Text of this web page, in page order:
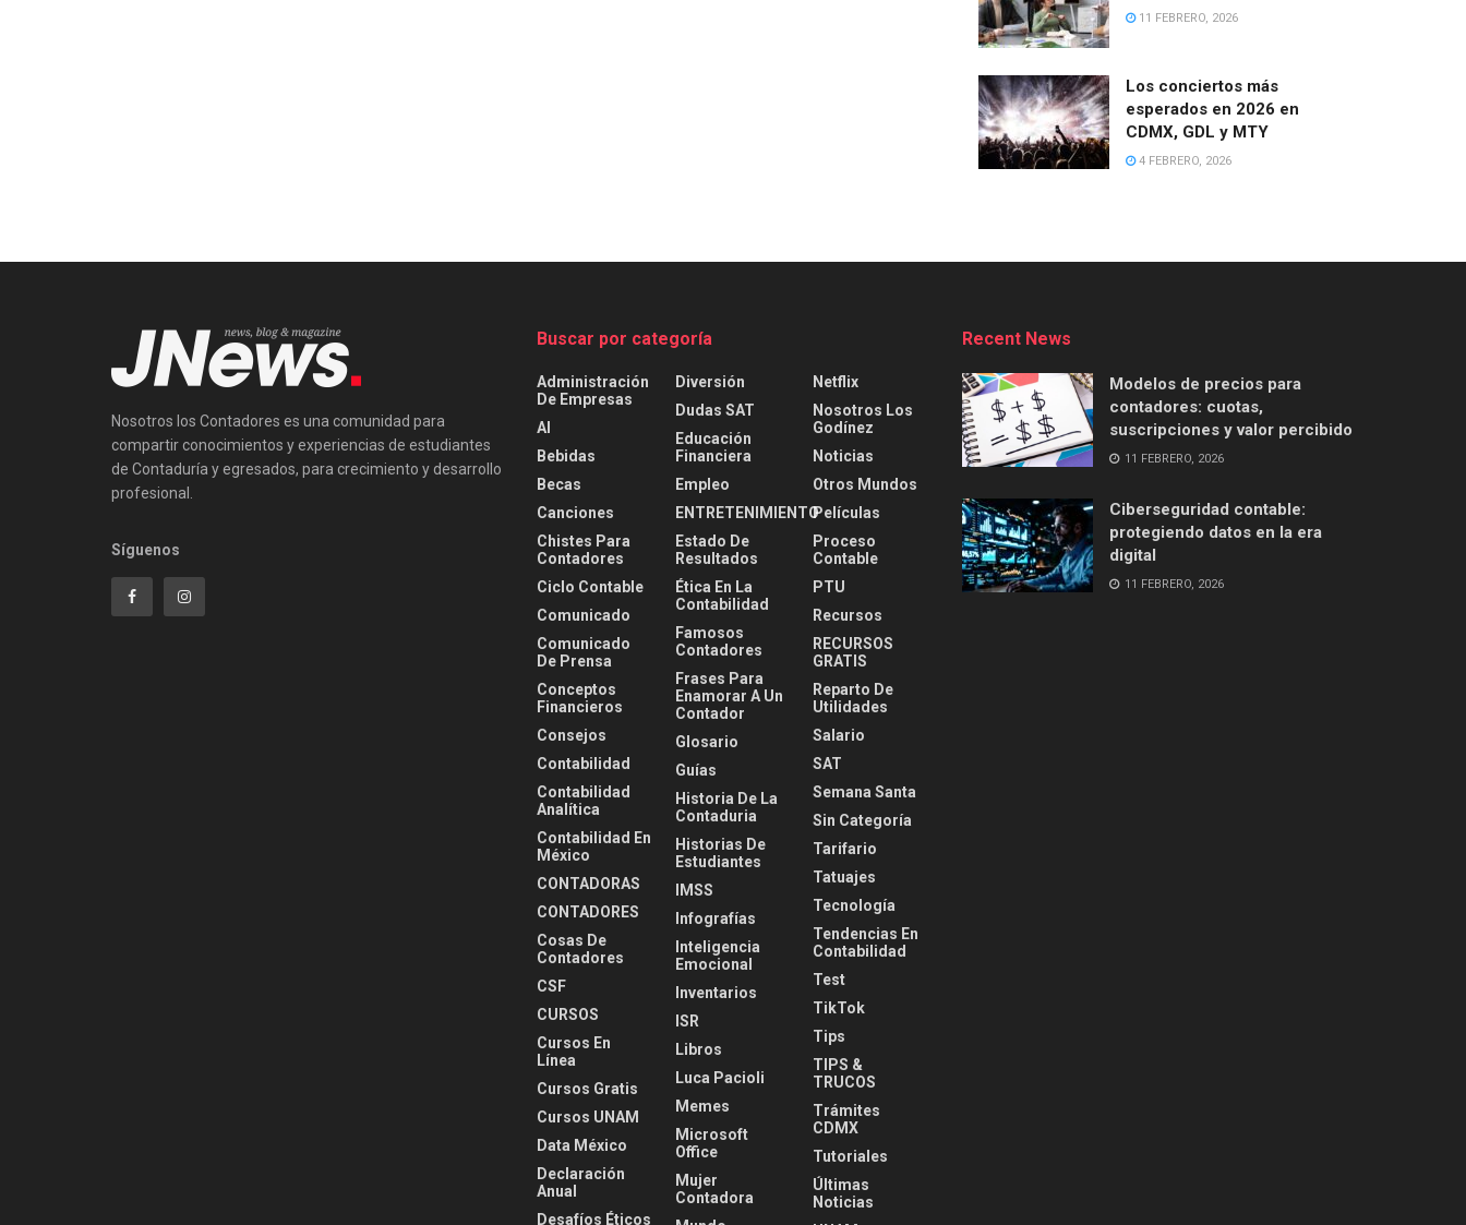
11 FEBRERO, 2026
Los conciertos más
esperados en 2026 en
CDMX, GDL y MTY
4 FEBRERO, 2026
Nosotros los Contadores es una comunidad para
compartir conocimientos y experiencias de estudiantes
de Contaduría y egresados, para crecimiento y desarrollo
profesional.
Síguenos
Buscar por categoría
Administración
De Empresas
AI
Bebidas
Becas
Canciones
Chistes Para
Contadores
Ciclo Contable
Comunicado
Comunicado
De Prensa
Conceptos
Financieros
Consejos
Contabilidad
Contabilidad
Analítica
Contabilidad En
México
CONTADORAS
CONTADORES
Cosas De
Contadores
CSF
CURSOS
Cursos En
Línea
Cursos Gratis
Cursos UNAM
Data México
Declaración
Anual
Desafíos Éticos
Diversión
Dudas SAT
Educación
Financiera
Empleo
ENTRETENIMIENTO
Estado De
Resultados
Ética En La
Contabilidad
Famosos
Contadores
Frases Para
Enamorar A Un
Contador
Glosario
Guías
Historia De La
Contaduria
Historias De
Estudiantes
IMSS
Infografías
Inteligencia
Emocional
Inventarios
ISR
Libros
Luca Pacioli
Memes
Microsoft
Office
Mujer
Contadora
Netflix
Nosotros Los
Godínez
Noticias
Otros Mundos
Películas
Proceso
Contable
PTU
Recursos
RECURSOS
GRATIS
Reparto De
Utilidades
Salario
SAT
Semana Santa
Sin Categoría
Tarifario
Tatuajes
Tecnología
Tendencias En
Contabilidad
Test
TikTok
Tips
TIPS &
TRUCOS
Trámites
CDMX
Tutoriales
Últimas
Noticias
Recent News
Modelos de precios para
contadores: cuotas,
suscripciones y valor percibido
11 FEBRERO, 2026
Ciberseguridad contable:
protegiendo datos en la era
digital
11 FEBRERO, 2026